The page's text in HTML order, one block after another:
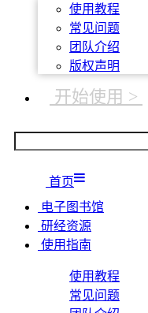
使用教程
常见问题
团队介绍
版权声明
开始使用 >
首页
电子图书馆
研经资源
使用指南
使用教程
常见问题